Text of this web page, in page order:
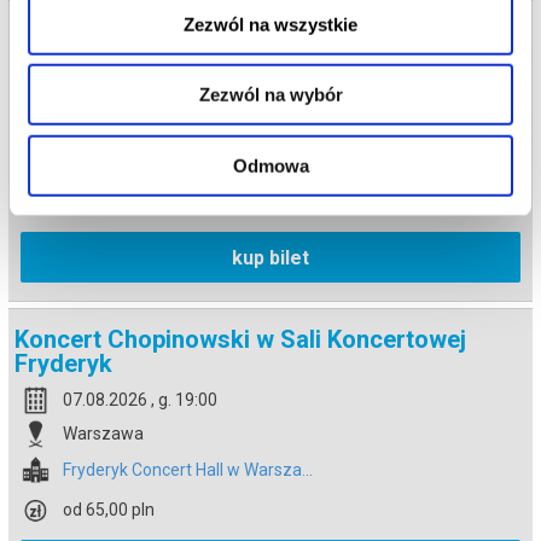
Zezwól na wszystkie
Zezwól na wybór
Odmowa
Koncert Chopinowski w Sali Koncertowej
Fryderyk
07.08.2026 , g. 17:30
Warszawa
Fryderyk Concert Hall w Warsza...
od 65,00 pln
kup bilet
Koncert Chopinowski w Sali Koncertowej
Fryderyk
07.08.2026 , g. 19:00
Warszawa
Fryderyk Concert Hall w Warsza...
od 65,00 pln